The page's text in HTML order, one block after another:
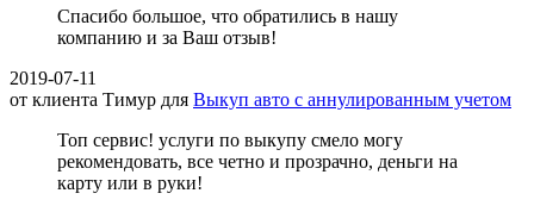
Спасибо большое, что обратились в нашу
компанию и за Ваш отзыв!
2019-07-11
от клиента Тимур для Выкуп авто с аннулированным учетом
Топ сервис! услуги по выкупу смело могу
рекомендовать, все четно и прозрачно, деньги на
карту или в руки!